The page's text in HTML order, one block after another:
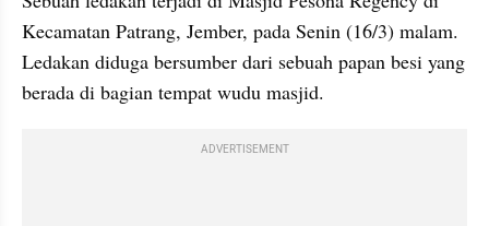
Kecamatan Patrang, Jember, pada Senin (16/3) malam.
Ledakan diduga bersumber dari sebuah papan besi yang
berada di bagian tempat wudu masjid.
ADVERTISEMENT